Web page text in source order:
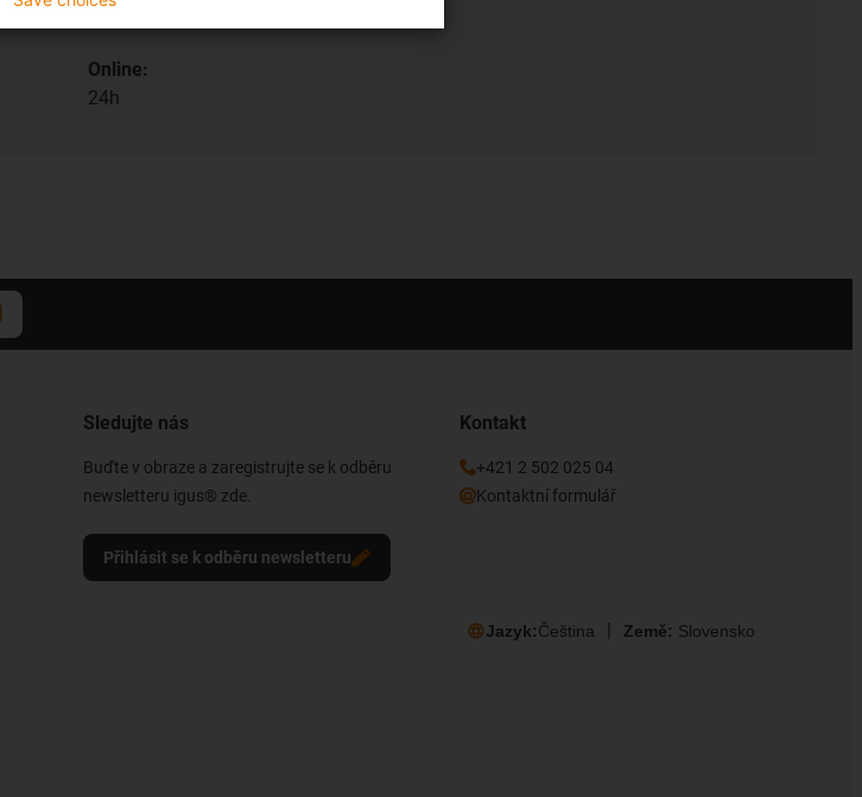
Online:
24h
Sledujte nás
Buďte v obraze a zaregistrujte se k odběru
newsletteru igus® zde.
Přihlásit se k odběru newsletteru
Kontakt
+421 2 502 025 04
Kontaktní formulář
Jazyk:Čeština Země: Slovensko